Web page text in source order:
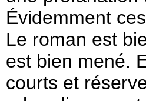
Évidemment
Le roman est
est bien mené.
courts et